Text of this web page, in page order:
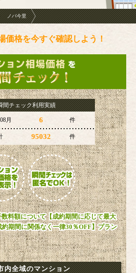
ノバ今里
価格を今すぐ確認しよう！
間チェック利用実績
月 6 件
95032 件
料額について【成約期間に応じて最大
期間に関係なく一律30％OFF】プラン
内全域のマンション